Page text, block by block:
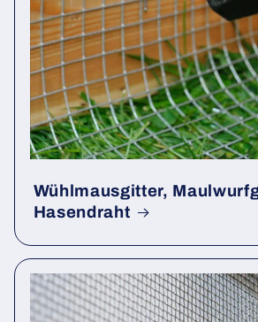
Wühlmausgitter,
Hasendraht